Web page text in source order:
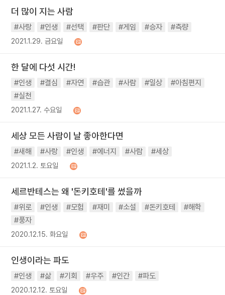
더 많이 지는 사람
#사랑 #인생 #선택 #판단 #게임 #승자 #측량
2021.1.29. 금요일
한 달에 다섯 시간!
#인생 #결심 #자연 #습관 #사람 #일상
#아침편지
#실천
2021.1.27. 수요일
세상 모든 사람이 날 좋아한다면
#새해 #사랑 #인생 #에너지 #사람 #세상
2021.1.2. 토요일
세르반테스는 왜 '돈키호테'를 썼을까
#위로 #인생 #모험 #재미 #소설 #돈키호테
#해학
#풍자
2020.12.15. 화요일
인생이라는 파도
#인생 #삶 #기회 #우주 #인간 #파도
2020.12.12. 토요일